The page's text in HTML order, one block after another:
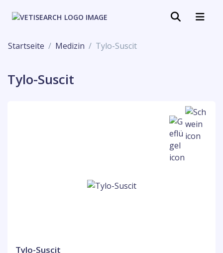
Startseite Medizin Tylo-Suscit
Tylo-Suscit
Tylo-Suscit